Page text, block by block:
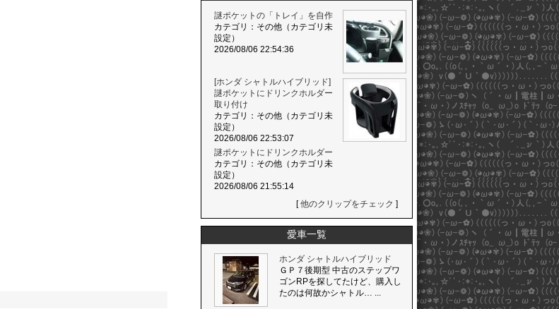
謎ポケットの「トレイ」を自作
カテゴリ：その他（カテゴリ未
設定）
2026/08/06 22:54:36
[ホンダ シャトルハイブリッド]
謎ポケットにドリンクホルダー
取り付け
カテゴリ：その他（カテゴリ未
設定）
2026/08/06 22:53:07
謎ポケットにドリンクホルダー
カテゴリ：その他（カテゴリ未
設定）
2026/08/06 21:55:14
[他のクリップをチェック ]
愛車一覧
ホンダ シャトルハイブリッド
ＧＰ７後期型 中古のステップワ
ゴンRPを探してたけど、購入し
たのは何故かシャトル… ...